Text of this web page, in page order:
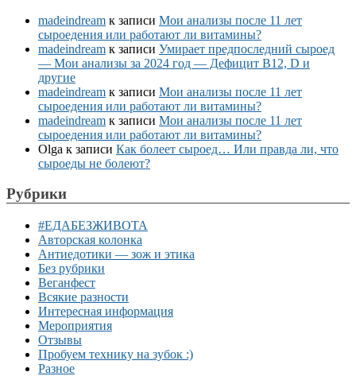
madeindream к записи Мои анализы после 11 лет
сыроедения или работают ли витамины?
madeindream к записи Умирает предпоследний сыроед
— Мои анализы за 2024 год — Дефицит B12, D и
другие
madeindream к записи Мои анализы после 11 лет
сыроедения или работают ли витамины?
madeindream к записи Мои анализы после 11 лет
сыроедения или работают ли витамины?
Olga к записи Как болеет сыроед… Или правда ли, что
сыроеды не болеют?
Рубрики
#ЕДАБЕЗЖИВОТА
Авторская колонка
Антиедотики — зож и этика
Без рубрики
Веганфест
Всякие разности
Интересная информация
Мероприятия
Отзывы
Пробуем технику на зубок :)
Разное